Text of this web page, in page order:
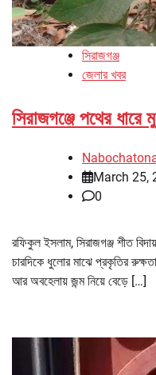
সিরাজগঞ্জ
জেলার খবর
সিরাজগঞ্জে পথের
March 25,
0
রফিকুল ইসলাম, সিরাজগঞ্জ শীত
চারদিকে ধুলোর মাঝে প্রকৃতির
আর অবহেলায় জন্ম নিয়ে বেড়ে […]